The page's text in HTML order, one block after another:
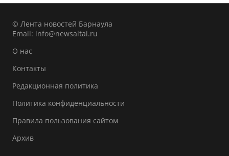
© Лента новостей Барнаула
Email: info@newsaltai.ru
О нас
Контакты
Редакционная политика
Политика конфиденциальности
Правила пользования сайтом
Архив